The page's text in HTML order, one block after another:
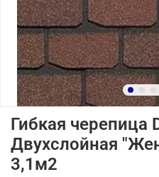
Гибкая черепица
Двухслойная
3,1м2